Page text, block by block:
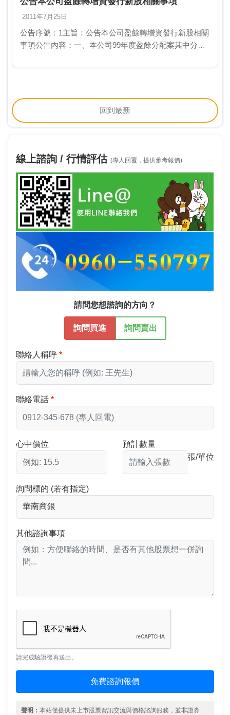
2011年7月25日
公告序號：1主旨：公告本公司盈餘轉增資發行新股相關
事項公告內容：一、本公司99年度盈餘分配案其中分配
億6,400萬元轉增資發行新股，業經本公司10…
回到最新
線上諮詢 / 行情評估 (專人回覆，提供參考報價)
請問您想諮詢的方向？
詢問買進 詢問賣出
聯絡人稱呼
聯絡電話
心中價位
預計數量
張/單位
詢問標的 (若有指定)
其他諮詢事項
請完成驗證後再送出。
免費諮詢報價
聲明： 本站僅提供未上市股票資訊交流與價格諮詢服務，並非證券